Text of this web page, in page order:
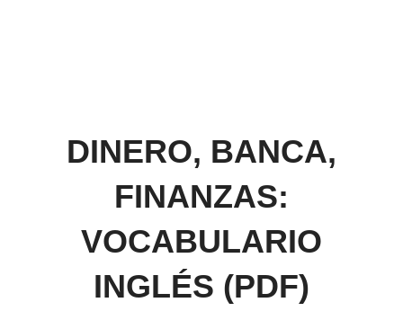
DINERO, BANCA,
FINANZAS:
VOCABULARIO
INGLÉS (PDF)